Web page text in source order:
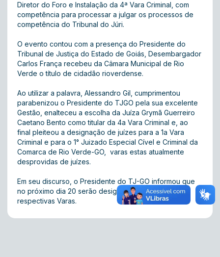
Diretor do Foro e Instalação da 4ª Vara Criminal, com
competência para processar a julgar os processos de
competência do Tribunal do Júri.
O evento contou com a presença do Presidente do
Tribunal de Justiça do Estado de Goiás, Desembargador
Carlos França recebeu da Câmara Municipal de Rio
Verde o título de cidadão rioverdense.
Ao utilizar a palavra, Alessandro Gil, cumprimentou
parabenizou o Presidente do TJGO pela sua excelente
Gestão, enalteceu a escolha da Juíza Grymã Guerreiro
Caetano Bento como titular da 4a Vara Criminal e, ao
final pleiteou a designação de juízes para a 1a Vara
Criminal e para o 1° Juizado Especial Cível e Criminal da
Comarca de Rio Verde-GO, varas estas atualmente
desprovidas de juízes.
Em seu discurso, o Presidente do TJ-GO informou que
no próximo dia 20 serão designados juízes para as
respectivas Varas.